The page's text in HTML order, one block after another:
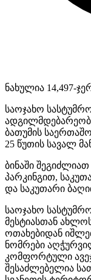
ნახულია 14,497-
საოჯახო
ბათუმის
25 წუთის სავალ
ბინაში
პარკინგით,
და საკუთარი
საოჯახო
მესტიასთან
ოთახებიდან
ნომრები
კომფორტული
შესაძლებელია